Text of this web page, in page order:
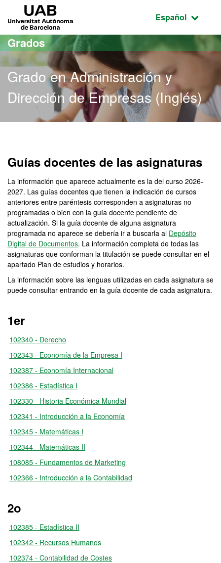
Acceso al contenido principal
Acceso a la navegación de la página
Idioma
Español
Grados
Grado en Administración y
Dirección de Empresas (Inglés)
Guías docentes de las asignaturas
La información que aparece actualmente es la del curso 2026-
2027. Las guías docentes que tienen la indicación de cursos
anteriores entre paréntesis corresponden a asignaturas no
programadas o bien con la guía docente pendiente de
actualización. Si la guía docente de alguna asignatura
programada no aparece se debería ir a buscarla al Depósito
Digital de Documentos. La información completa de todas las
asignaturas que conforman la titulación se puede consultar en el
apartado Plan de estudios y horarios.
La información sobre las lenguas utilizadas en cada asignatura se
puede consultar entrando en la guía docente de cada asignatura.
1er
102340 - Derecho
102343 - Economía de la Empresa I
102387 - Economía Internacional
102386 - Estadística I
102330 - Historia Económica Mundial
102341 - Introducción a la Economía
102345 - Matemáticas I
102344 - Matemáticas II
108085 - Fundamentos de Marketing
102366 - Introducción a la Contabilidad
2o
102385 - Estadística II
102342 - Recursos Humanos
102374 - Contabilidad de Costes